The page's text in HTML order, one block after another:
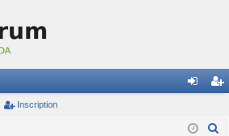
ne cri
Inscription